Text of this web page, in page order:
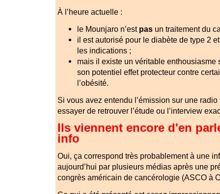
À l’heure actuelle :
le Mounjaro n’est pas un traitement du
il est autorisé pour le diabète de type 2
les indications ;
mais il existe un véritable enthousiasme
son potentiel effet protecteur contre
l’obésité.
Si vous avez entendu l’émission sur une
essayer de retrouver l’étude ou l’interview
Ils viennent encore d'en
info
Oui, ça correspond très probablement à une
aujourd’hui par plusieurs médias après une
congrès américain de cancérologie (ASCO à